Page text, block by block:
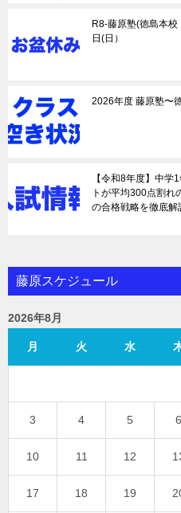
R8-藤原塾(徳島本
日(日）
2026年度 藤原塾〜
【令和8年度】中学
トが平均300点割れ
の合格戦略を徹底解
藤原スケジュール
2026年8月
月 火 水
3 4 5 6
10 11 12
17 18 19